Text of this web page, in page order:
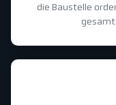
die Baustelle